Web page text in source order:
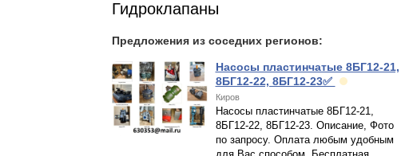
Гидроклапаны
Предложения из соседних регионов:
Насосы пластинчатые 8БГ12-21,
8БГ12-22, 8БГ12-23✅
Киров
Насосы пластинчатые 8БГ12-21,
8БГ12-22, 8БГ12-23. Описание, Фото
по запросу. Оплата любым удобным